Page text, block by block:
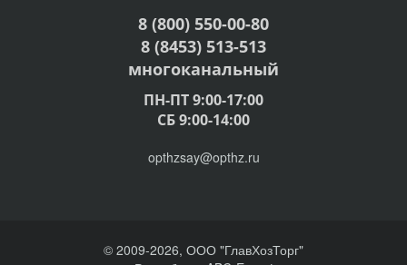
8 (800) 550-00-80
8 (8453) 513-513
многоканальный
ПН-ПТ 9:00-17:00
СБ 9:00-14:00
opthzsay@opthz.ru
© 2009-2026, ООО "ГлавХозТорг"